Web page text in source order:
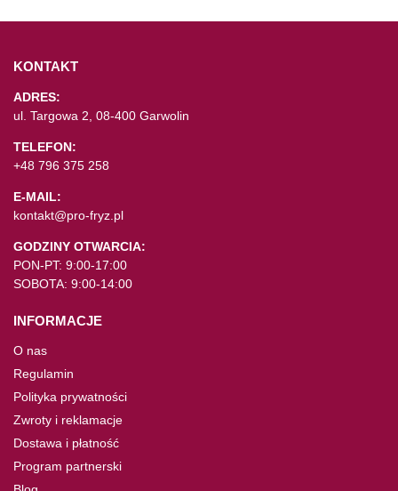
KONTAKT
ADRES:
ul. Targowa 2, 08-400 Garwolin
TELEFON:
+48 796 375 258
E-MAIL:
kontakt@pro-fryz.pl
GODZINY OTWARCIA:
PON-PT: 9:00-17:00
SOBOTA: 9:00-14:00
INFORMACJE
O nas
Regulamin
Polityka prywatności
Zwroty i reklamacje
Dostawa i płatność
Program partnerski